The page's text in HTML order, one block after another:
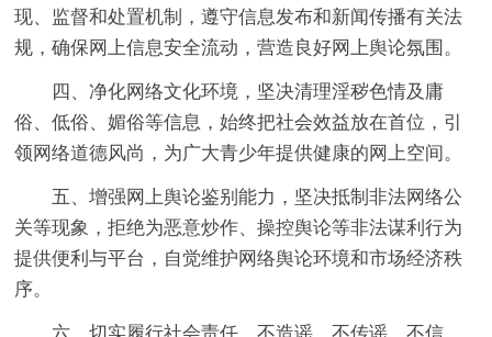
现、监督和处置机制，遵守信息发布和新闻传播有关法
规，确保网上信息安全流动，营造良好网上舆论氛围。
四、净化网络文化环境，坚决清理淫秽色情及庸
俗、低俗、媚俗等信息，始终把社会效益放在首位，引
领网络道德风尚，为广大青少年提供健康的网上空间。
五、增强网上舆论鉴别能力，坚决抵制非法网络公
关等现象，拒绝为恶意炒作、操控舆论等非法谋利行为
提供便利与平台，自觉维护网络舆论环境和市场经济秩
序。